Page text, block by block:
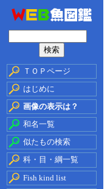
ＴＯＰページ
はじめに
画像の表示は？
和名一覧
似たもの検索
科・目・綱一覧
Fish kind list